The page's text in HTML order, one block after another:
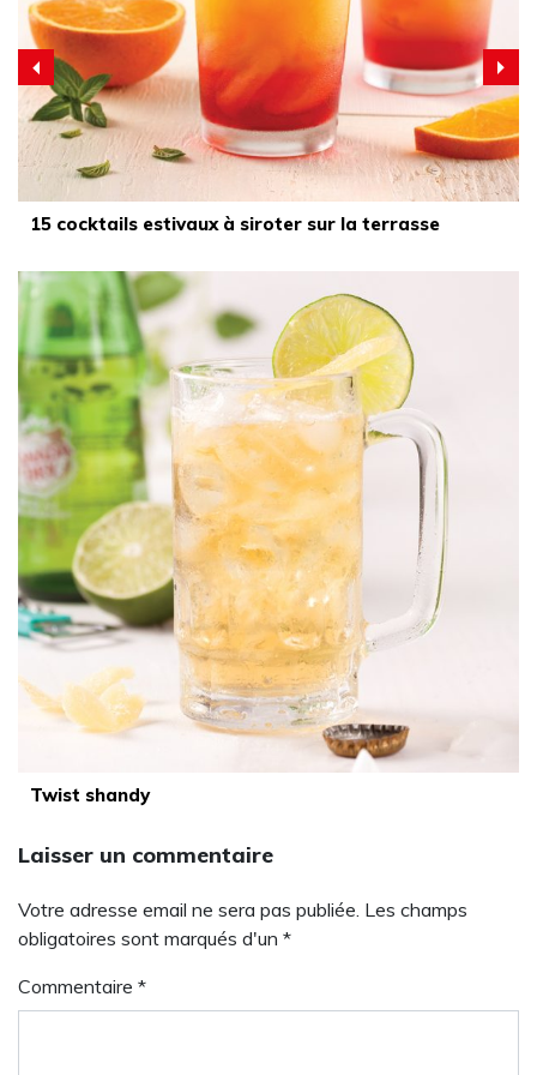
15 cocktails estivaux à siroter sur la terrasse
Twist shandy
Laisser un commentaire
Votre adresse email ne sera pas publiée. Les champs
obligatoires sont marqués d'un *
Commentaire *